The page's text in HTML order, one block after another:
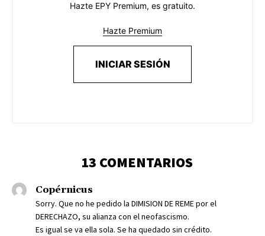
Hazte EPY Premium, es gratuito.
Hazte Premium
INICIAR SESIÓN
13 COMENTARIOS
Copérnicus
Sorry. Que no he pedido la DIMISION DE REME por el
DERECHAZO, su alianza con el neofascismo.
Es igual se va ella sola. Se ha quedado sin crédito.